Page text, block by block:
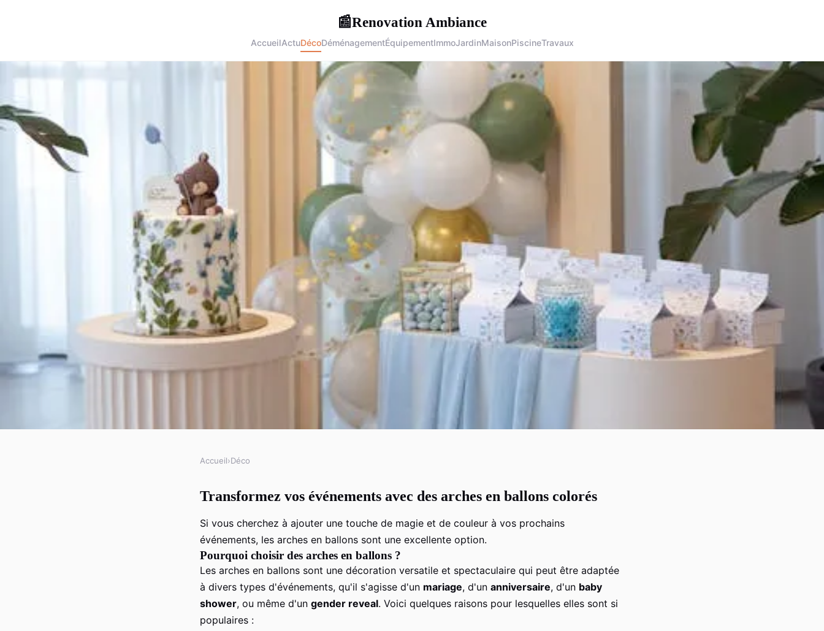
📰Renovation Ambiance
AccueilActuDécoDéménagementÉquipementImmoJardinMaisonPiscineTravaux
Transformez vos événements avec des
arches en ballons colorés
Accueil›Déco
Transformez vos événements avec des arches en ballons colorés
Si vous cherchez à ajouter une touche de magie et de couleur à vos prochains
événements, les arches en ballons sont une excellente option.
Pourquoi choisir des arches en ballons ?
Les arches en ballons sont une décoration versatile et spectaculaire qui peut être adaptée
à divers types d'événements, qu'il s'agisse d'un mariage, d'un anniversaire, d'un baby
shower, ou même d'un gender reveal. Voici quelques raisons pour lesquelles elles sont si
populaires :